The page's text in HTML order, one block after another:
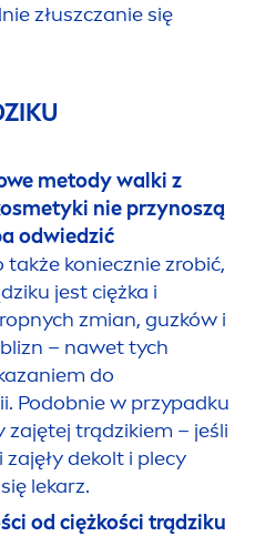
złuszczanie się
metody walki z
nie przynoszą
odwiedzić
także koniecznie zrobić,
jest ciężka i
zmian, guzków i
– nawet tych
do
Podobnie w przypadku
trądzikiem – jeśli
dekolt i plecy
lekarz.
od ciężkości trądziku